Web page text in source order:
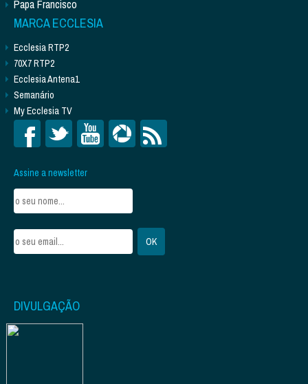
Papa Francisco
MARCA ECCLESIA
Ecclesia RTP2
70X7 RTP2
Ecclesia Antena1
Semanário
My Ecclesia TV
Assine a newsletter
DIVULGAÇÃO